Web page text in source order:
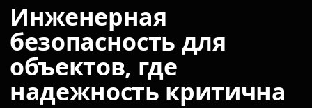
Инженерная
безопасность для
объектов, где
надежность критична